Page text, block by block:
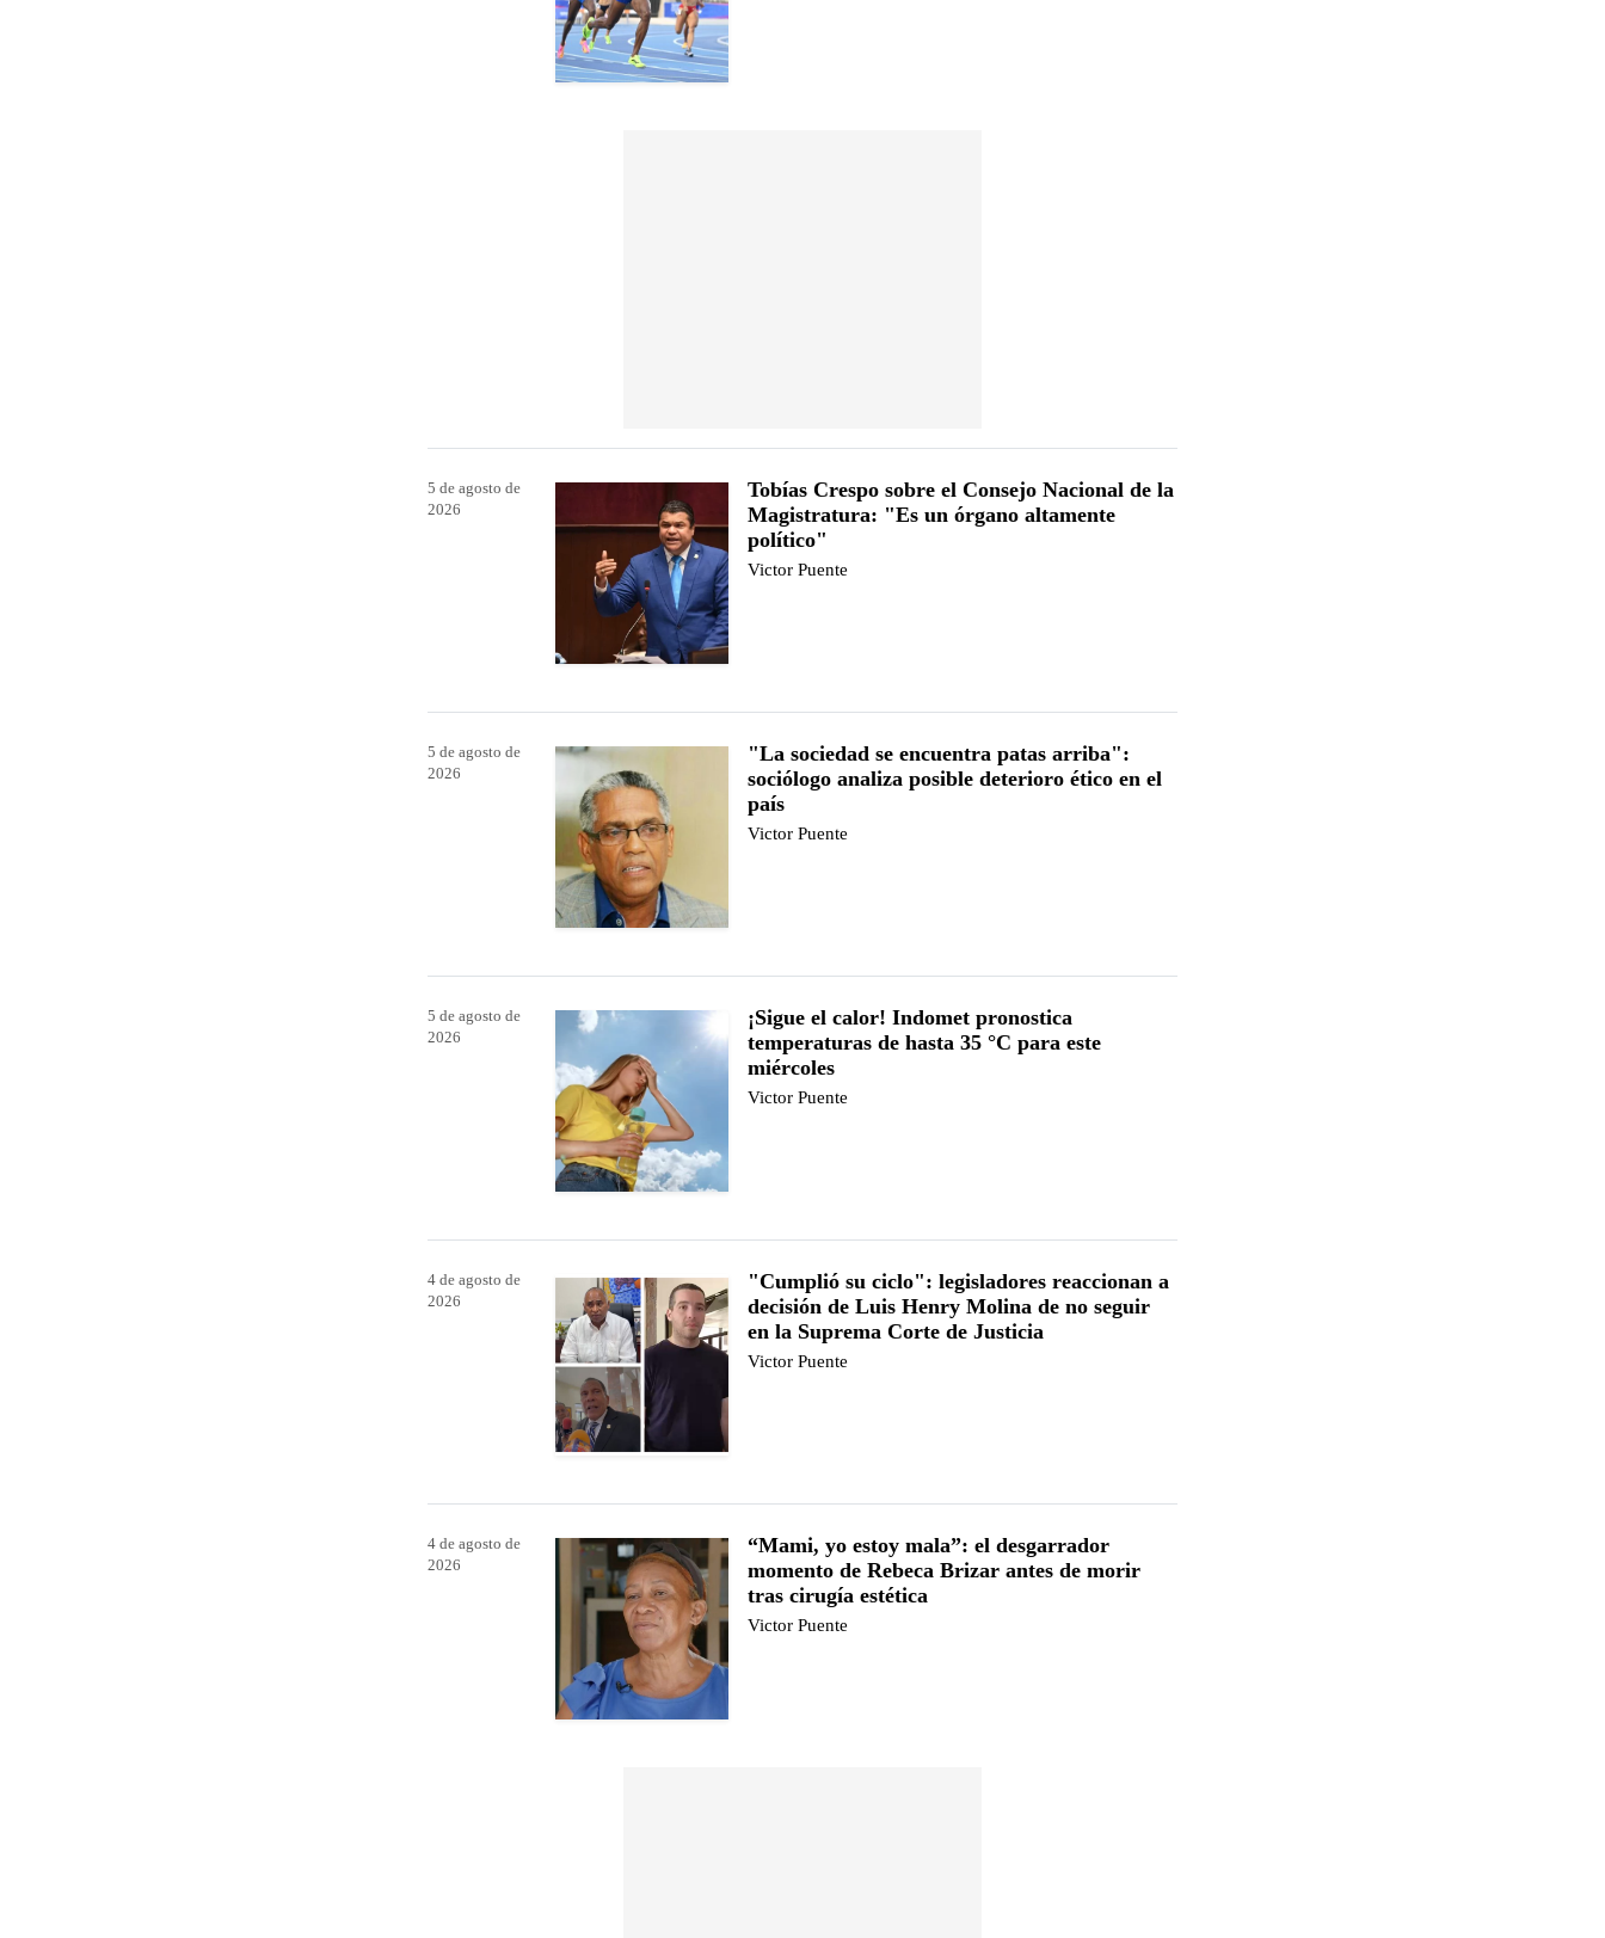
5 de agosto de
2026
Tobías Crespo sobre el Consejo Nacional de la
Magistratura: "Es un órgano altamente
político"
Victor Puente
5 de agosto de
2026
"La sociedad se encuentra patas arriba":
sociólogo analiza posible deterioro ético en el
país
Victor Puente
5 de agosto de
2026
¡Sigue el calor! Indomet pronostica
temperaturas de hasta 35 °C para este
miércoles
Victor Puente
4 de agosto de
2026
"Cumplió su ciclo": legisladores reaccionan a
decisión de Luis Henry Molina de no seguir
en la Suprema Corte de Justicia
Victor Puente
4 de agosto de
2026
“Mami, yo estoy mala”: el desgarrador
momento de Rebeca Brizar antes de morir
tras cirugía estética
Victor Puente